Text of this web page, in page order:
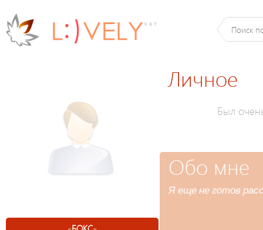
Личное
Был
Обо мне
Я еще не готов